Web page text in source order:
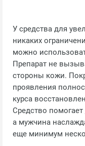
У средства для
никаких
можно
Препарат не
стороны кожи.
проявления
курса
Средство помогает
а мужчина
еще минимум